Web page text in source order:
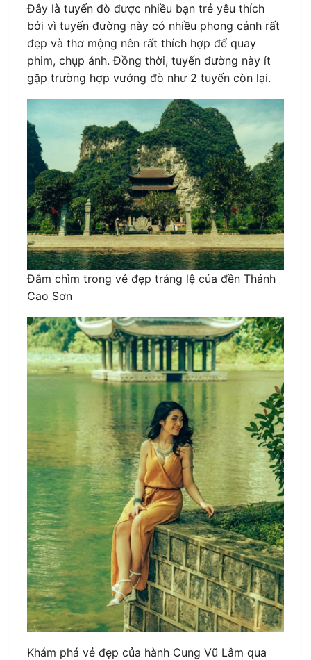
Đây là tuyến đò được nhiều bạn trẻ yêu thích
bởi vì tuyến đường này có nhiều phong cảnh rất
đẹp và thơ mộng nên rất thích hợp để quay
phim, chụp ảnh. Đồng thời, tuyến đường này ít
gặp trường hợp vướng đò như 2 tuyến còn lại.
Đắm chìm trong vẻ đẹp tráng lệ của đền Thánh
Cao Sơn
Khám phá vẻ đẹp của hành Cung Vũ Lâm qua